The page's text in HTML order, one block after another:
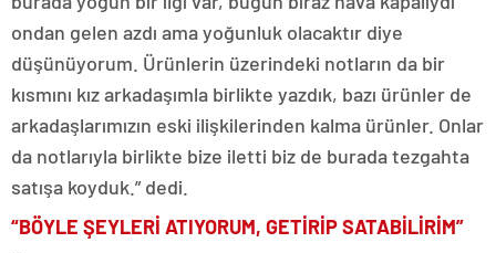
ondan gelen azdı ama yoğunluk olacaktır diye
düşünüyorum. Ürünlerin üzerindeki notların da bir
kısmını kız arkadaşımla birlikte yazdık, bazı ürünler de
arkadaşlarımızın eski ilişkilerinden kalma ürünler. Onlar
da notlarıyla birlikte bize iletti biz de burada tezgahta
satışa koyduk.” dedi.
“BÖYLE ŞEYLERİ ATIYORUM, GETİRİP SATABİLİRİM”